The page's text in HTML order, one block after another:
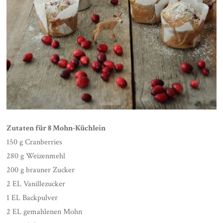
Zutaten für 8 Mohn-Küchlein
150 g Cranberries
280 g Weizenmehl
200 g brauner Zucker
2 EL Vanillezucker
1 EL Backpulver
2 EL gemahlenen Mohn